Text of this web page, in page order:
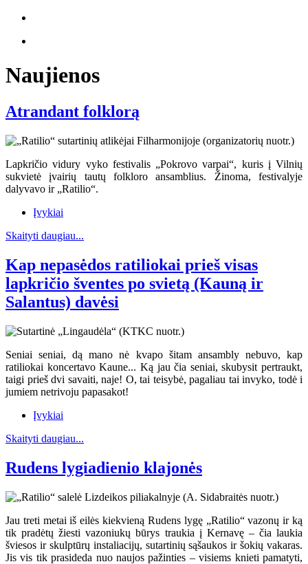
Naujienos
Atrandant folklorą
Lapkričio vidury vyko festivalis „Pokrovo varpai“, kuris į Vilnių
sukvietė įvairių tautų folkloro ansamblius. Žinoma, festivalyje
dalyvavo ir „Ratilio“.
Įvykiai
Skaityti daugiau...
Kap nepasėdos ratiliokai prieš visas
lapkričio šventes po svietą (Kauną ir
Salantus) davėsi
Seniai seniai, dą mano nė kvapo šitam ansambly nebuvo, kap
ratiliokai koncertavo Kaune... Ką jau čia seniai, skubysit pertraukt,
taigi prieš dvi savaiti, naje! O, tai teisybė, pagaliau tai invyko, todė i
jumiem netrivoju papasakot!
Įvykiai
Skaityti daugiau...
Rudens lygiadienio klajonės
Jau treti metai iš eilės kiekvieną Rudens lygę „Ratilio“ vazonų ir ką
tik pradėtų žiesti vazoniukų būrys traukia į Kernavę – čia laukia
šviesos ir skulptūrų instaliacijų, sutartinių sąšaukos ir šokių vakaras.
Jis vis tik prasideda nuo naujos pažinties – visiems knieti pamatyti,